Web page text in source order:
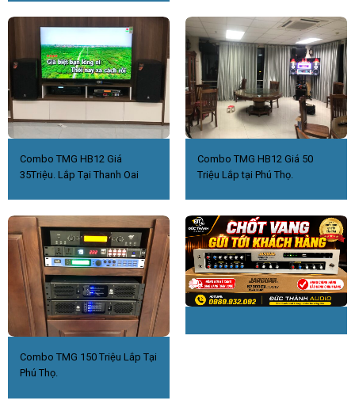
Combo TMG HB12 Giá
35Triệu. Lắp Tại Thanh Oai
Combo TMG HB12 Giá 50
Triệu Lắp tại Phú Thọ.
Combo TMG 150 Triệu Lắp Tại
Phú Thọ.